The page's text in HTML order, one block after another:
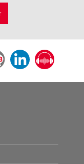
Corporate Blog
LinkedInPodcast